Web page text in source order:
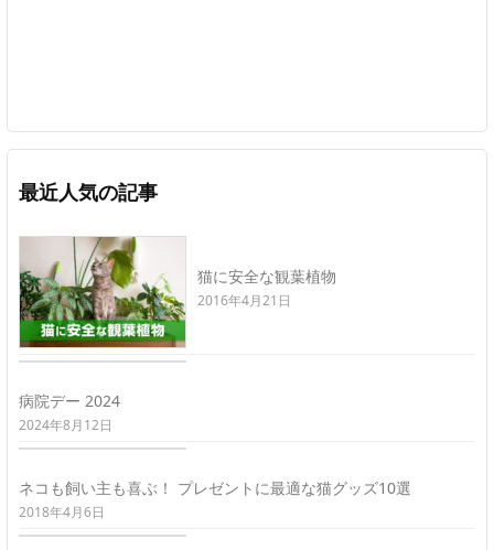
最近人気の記事
猫に安全な観葉植物
2016年4月21日
病院デー 2024
2024年8月12日
ネコも飼い主も喜ぶ！ プレゼントに最適な猫グッズ10選
2018年4月6日